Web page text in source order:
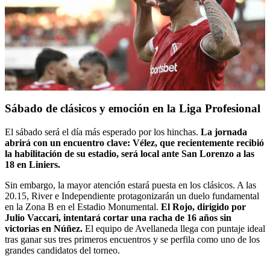
Sábado de clásicos y emoción en la Liga Profesional
El sábado será el día más esperado por los hinchas. La jornada
abrirá con un encuentro clave: Vélez, que recientemente recibió
la habilitación de su estadio, será local ante San Lorenzo a las
18 en Liniers.
Sin embargo, la mayor atención estará puesta en los clásicos. A las
20.15, River e Independiente protagonizarán un duelo fundamental
en la Zona B en el Estadio Monumental. El Rojo, dirigido por
Julio Vaccari, intentará cortar una racha de 16 años sin
victorias en Núñez. El equipo de Avellaneda llega con puntaje ideal
tras ganar sus tres primeros encuentros y se perfila como uno de los
grandes candidatos del torneo.